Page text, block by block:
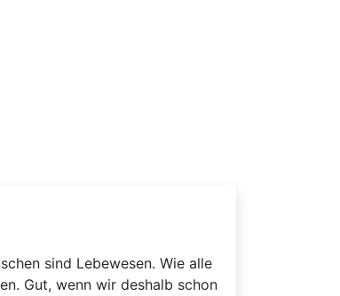
sind Lebewesen. Wie alle
Gut, wenn wir deshalb schon